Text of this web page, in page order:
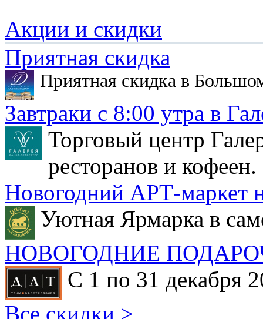
Акции и скидки
Приятная скидка
Приятная скидка в
Завтраки с 8:00 утра в
Торговый центр
ресторанов и кофеен.
Новогодний АРТ-маркет
Уютная Ярмарка в
НОВОГОДНИЕ
С 1 по 31 декабря
Все скидки >